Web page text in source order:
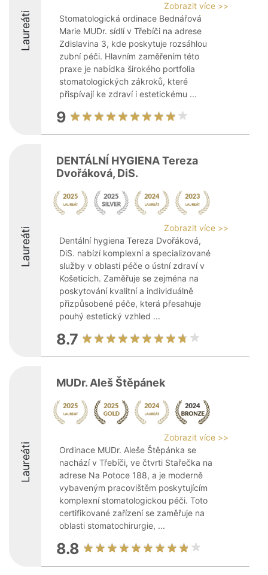
Laureáti
Zobrazit více >>
Stomatologická ordinace Bednářová
Marie MUDr. sídlí v Třebíči na adrese
Zdislavina 3, kde poskytuje rozsáhlou
zubní péči. Hlavním zaměřením této
praxe je nabídka širokého portfolia
stomatologických zákroků, které
přispívají ke zdraví i estetickému ...
9
Laureáti
DENTÁLNÍ HYGIENA Tereza
Dvořáková, DiS.
Zobrazit více >>
Dentální hygiena Tereza Dvořáková,
DiS. nabízí komplexní a specializované
služby v oblasti péče o ústní zdraví v
Košeticích. Zaměřuje se zejména na
poskytování kvalitní a individuálně
přizpůsobené péče, která přesahuje
pouhý estetický vzhled ...
8.7
Laureáti
MUDr. Aleš Štěpánek
Zobrazit více >>
Ordinace MUDr. Aleše Štěpánka se
nachází v Třebíči, ve čtvrti Stařečka na
adrese Na Potoce 188, a je moderně
vybaveným pracovištěm poskytujícím
komplexní stomatologickou péči. Toto
certifikované zařízení se zaměřuje na
oblasti stomatochirurgie, ...
8.8